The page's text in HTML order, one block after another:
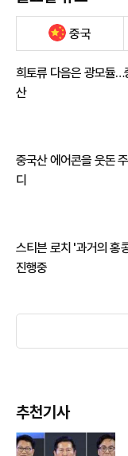
중국
희토류 다음은 광모듈…
산
중국산 에어콘을 웃돈
디
스티븐 로치 '과거의 홍
진행중
추천기사